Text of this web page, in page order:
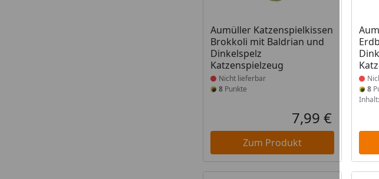
Aumüller Katzenspielkissen
Brokkoli mit Baldrian und
Dinkelspelz
Katzenspielzeug
Produkt nicht lieferbar
Nicht lieferbar
8 Punkte
Aktueller
7,99 €
Zum Produkt
8
Inhalt: